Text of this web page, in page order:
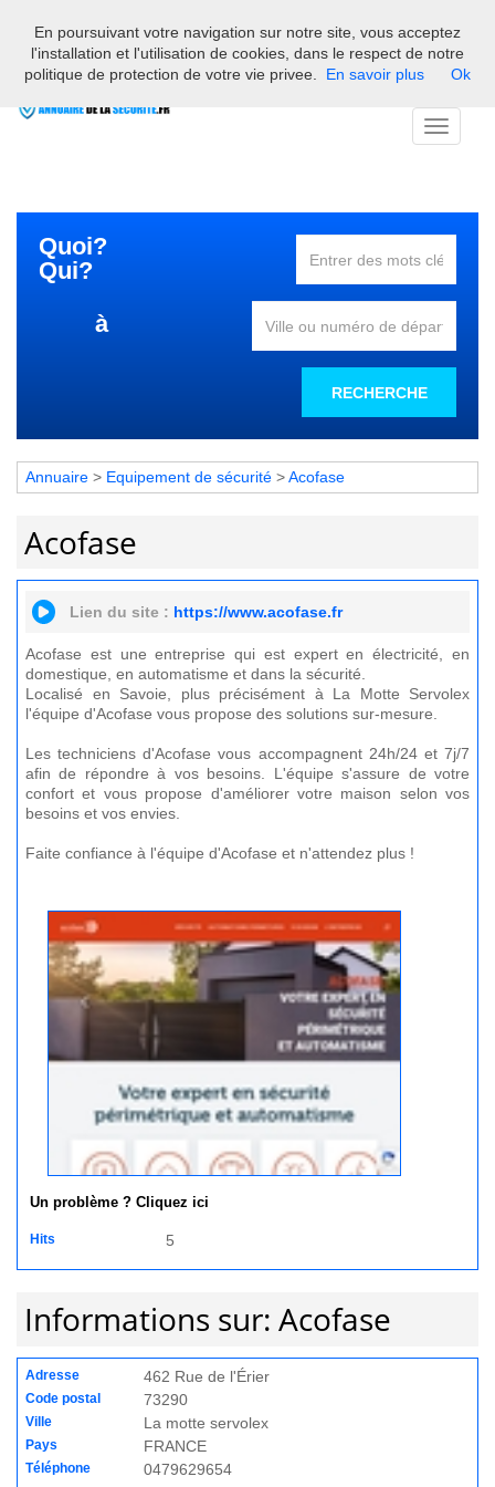
Bienvenue sur l'annuaire des professionnels français de la
sécurité
Toggle
Quoi?
Qui?
à
RECHERCHE
Annuaire > Equipement de sécurité >Acofase
Acofase
Lien du site : https://www.acofase.fr
Acofase est une entreprise qui est expert en électricité, en
domestique, en automatisme et dans la sécurité.
Localisé en Savoie, plus précisément à La Motte Servolex
l'équipe d'Acofase vous propose des solutions sur-mesure.
Les techniciens d'Acofase vous accompagnent 24h/24 et 7j/7
afin de répondre à vos besoins. L'équipe s'assure de votre
confort et vous propose d'améliorer votre maison selon vos
besoins et vos envies.
Faite confiance à l'équipe d'Acofase et n'attendez plus !
Un problème ? Cliquez ici
Hits 5
Informations sur: Acofase
Adresse 462 Rue de l'Érier
Code postal 73290
Ville La motte servolex
Pays FRANCE
Téléphone 0479629654
En poursuivant votre navigation sur notre site, vous acceptez
l'installation et l'utilisation de cookies, dans le respect de notre
politique de protection de votre vie privee.
En savoir plus Ok